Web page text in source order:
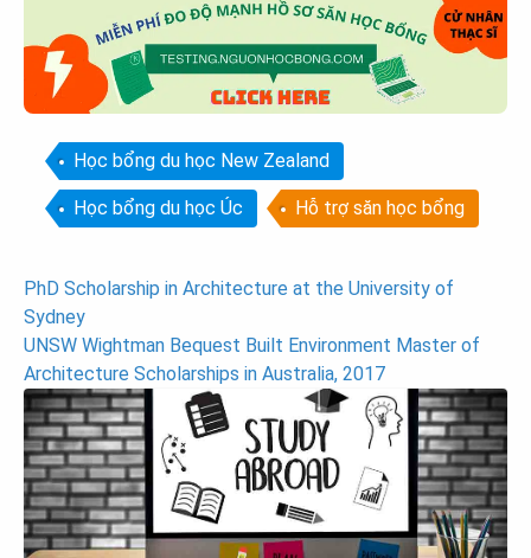
Học bổng du học New Zealand
Học bổng du học Úc Hỗ trợ săn học bổng
Post
navigation
PhD Scholarship in Architecture at the University of
Sydney
UNSW Wightman Bequest Built Environment Master of
Architecture Scholarships in Australia, 2017